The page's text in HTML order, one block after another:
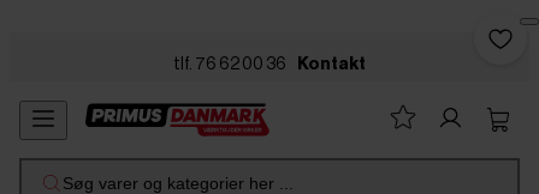
tlf. 76 62 00 36 Kontakt
Søg varer og kategorier her ...